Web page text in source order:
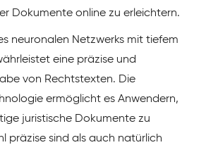
Dokumente online zu erleichtern.
neuronalen Netzwerks mit tiefem
eine präzise und
von Rechtstexten. Die
ermöglicht es Anwendern,
juristische Dokumente zu
präzise sind als auch natürlich